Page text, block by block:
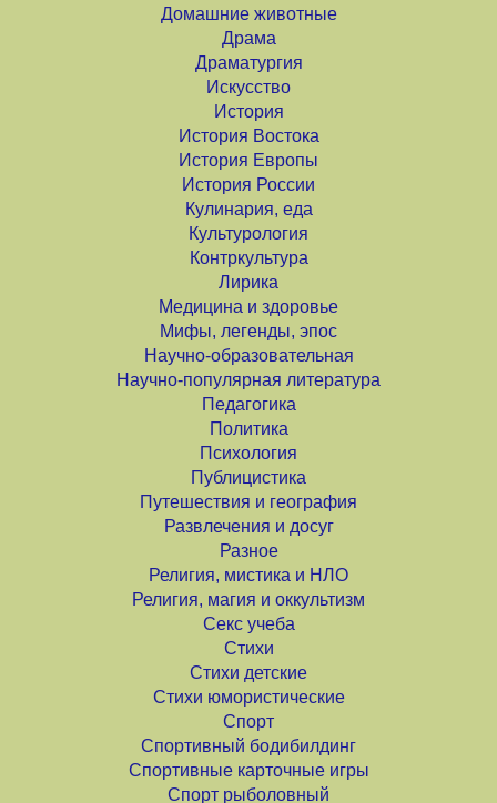
Домашние животные
Драма
Драматургия
Искусство
История
История Востока
История Европы
История России
Кулинария, еда
Культурология
Контркультура
Лирика
Медицина и здоровье
Мифы, легенды, эпос
Научно-образовательная
Научно-популярная литература
Педагогика
Политика
Психология
Публицистика
Путешествия и география
Развлечения и досуг
Разное
Религия, мистика и НЛО
Религия, магия и оккультизм
Секс учеба
Стихи
Стихи детские
Стихи юмористические
Спорт
Спортивный бодибилдинг
Спортивные карточные игры
Спорт рыболовный